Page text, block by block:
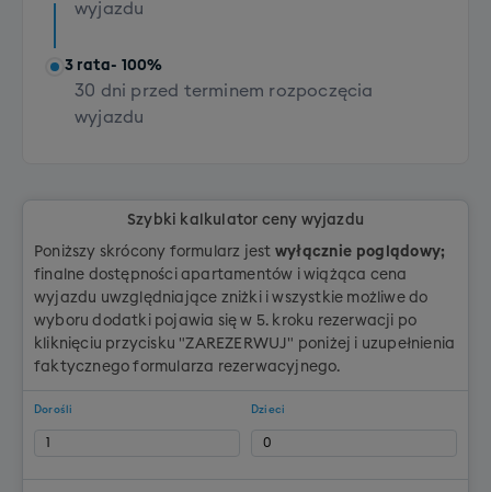
wyjazdu
3 rata- 100%
30 dni przed terminem rozpoczęcia
wyjazdu
Szybki kalkulator ceny wyjazdu
Poniższy skrócony formularz jest wyłącznie poglądowy;
finalne dostępności apartamentów i wiążąca cena
wyjazdu uwzględniające zniżki i wszystkie możliwe do
wyboru dodatki pojawia się w 5. kroku rezerwacji po
kliknięciu przycisku "ZAREZERWUJ" poniżej i uzupełnienia
faktycznego formularza rezerwacyjnego.
Dorośli Dzieci